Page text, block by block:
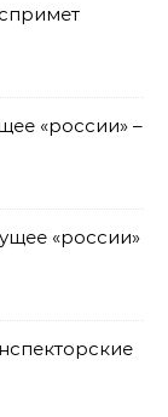
«россии» –
«россии»